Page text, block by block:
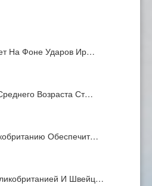
На Фоне Ударов Ир…
Возраста Ст…
Обеспечит…
И Швейц…